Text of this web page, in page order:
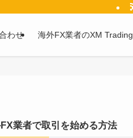
ックアップしています。
わせ 海外FX業者のXM
業者で取引を始める方法